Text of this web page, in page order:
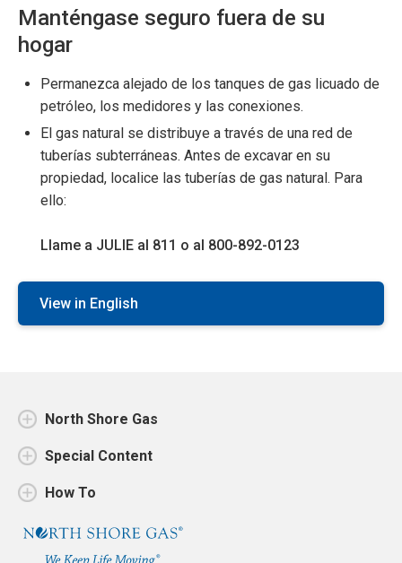
Manténgase seguro fuera de su
hogar
Permanezca alejado de los tanques de gas licuado de
petróleo, los medidores y las conexiones.
El gas natural se distribuye a través de una red de
tuberías subterráneas. Antes de excavar en su
propiedad, localice las tuberías de gas natural. Para
ello:
Llame a JULIE al 811 o al 800-892-0123
View in English
North Shore Gas
Special Content
How To